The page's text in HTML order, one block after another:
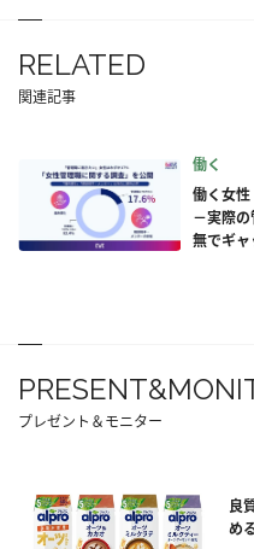
RELATED
関連記事
働く
働く女
－実際
無でギャ
プレゼント＆モニター
良
め